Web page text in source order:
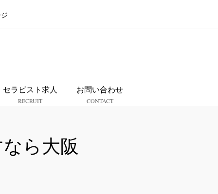
セラピスト求人
RECRUIT
お問い合わせ
CONTACT
ら大阪